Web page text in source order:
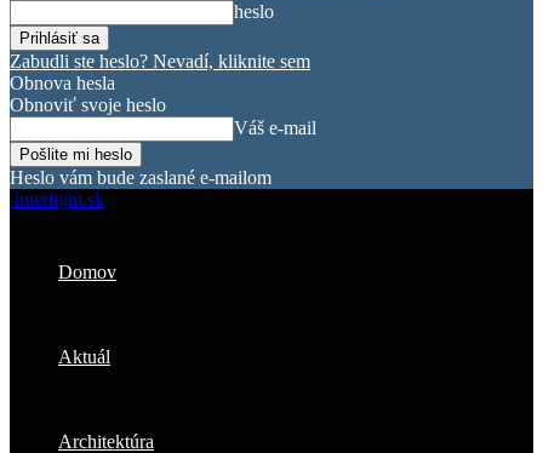
heslo
Zabudli ste heslo? Nevadí, kliknite sem
Obnova hesla
Obnoviť svoje heslo
Váš e-mail
Heslo vám bude zaslané e-mailom
interlight.sk
Domov
Aktuál
Architektúra